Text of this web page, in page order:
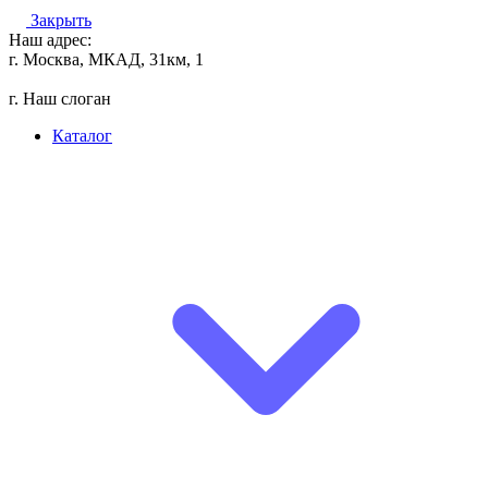
Закрыть
Наш адрес:
г. Москва, МКАД, 31км, 1
г. Наш слоган
Каталог